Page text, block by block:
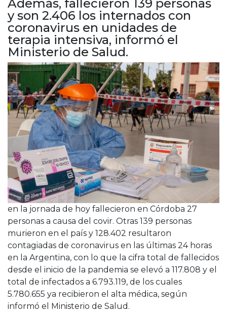
Cruz del Eje
Corredor de Ansenuza
La Carlota y zona
Laboulaye y sur
Bell Ville
Río Tercero
Despeñaderos
Además, fallecieron 139 personas
y son 2.406 los internados con
coronavirus en unidades de
terapia intensiva, informó el
Ministerio de Salud.
en la jornada de hoy fallecieron en Córdoba 27
personas a causa del covir. Otras 139 personas
murieron en el país y 128.402 resultaron
contagiadas de coronavirus en las últimas 24 horas
en la Argentina, con lo que la cifra total de fallecidos
desde el inicio de la pandemia se elevó a 117.808 y el
total de infectados a 6.793.119, de los cuales
5.780.655 ya recibieron el alta médica, según
informó el Ministerio de Salud.